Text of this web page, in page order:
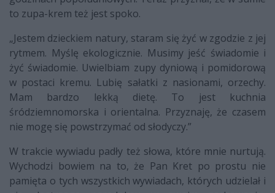
to zupa-krem też jest spoko.
„Jestem dzieckiem natury, staram się żyć w zgodzie z jej
rytmem. Myślę ekologicznie. Musimy jeść świadomie i
żyć świadomie. Uwielbiam zupy dyniową i pomidorową
w postaci kremu. Lubię sałatki z nasionami, orzechy.
Mam bardzo lekką dietę. To jest kuchnia
śródziemnomorska i orientalna. Przyznaję, że czasem
nie mogę się powstrzymać od słodyczy.”
W trakcie wywiadu padły też słowa, które mnie nurtują.
Wychodzi bowiem na to, że Pan Kret po prostu nie
pamięta o tych wszystkich wywiadach, których udzielał i